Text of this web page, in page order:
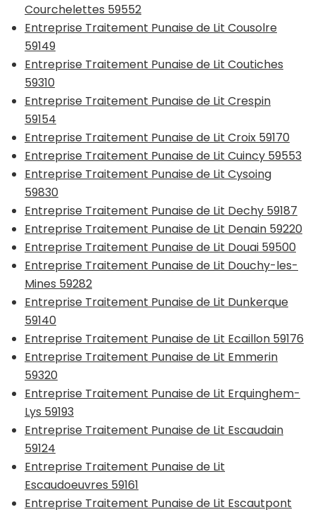
Courchelettes 59552
Entreprise Traitement Punaise de Lit Cousolre
59149
Entreprise Traitement Punaise de Lit Coutiches
59310
Entreprise Traitement Punaise de Lit Crespin
59154
Entreprise Traitement Punaise de Lit Croix 59170
Entreprise Traitement Punaise de Lit Cuincy 59553
Entreprise Traitement Punaise de Lit Cysoing
59830
Entreprise Traitement Punaise de Lit Dechy 59187
Entreprise Traitement Punaise de Lit Denain 59220
Entreprise Traitement Punaise de Lit Douai 59500
Entreprise Traitement Punaise de Lit Douchy-les-
Mines 59282
Entreprise Traitement Punaise de Lit Dunkerque
59140
Entreprise Traitement Punaise de Lit Ecaillon 59176
Entreprise Traitement Punaise de Lit Emmerin
59320
Entreprise Traitement Punaise de Lit Erquinghem-
Lys 59193
Entreprise Traitement Punaise de Lit Escaudain
59124
Entreprise Traitement Punaise de Lit
Escaudoeuvres 59161
Entreprise Traitement Punaise de Lit Escautpont